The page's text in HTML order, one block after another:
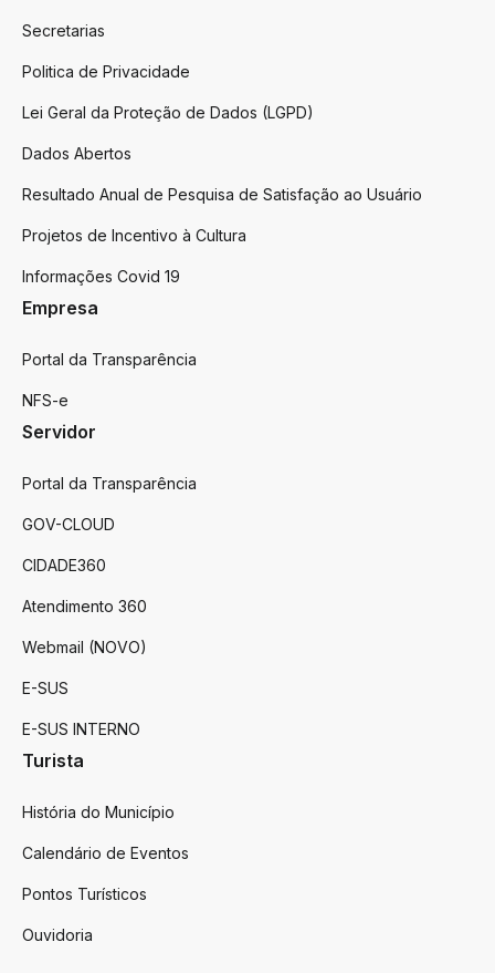
Secretarias
Politica de Privacidade
Lei Geral da Proteção de Dados (LGPD)
Dados Abertos
Resultado Anual de Pesquisa de Satisfação ao Usuário
Projetos de Incentivo à Cultura
Informações Covid 19
Empresa
Portal da Transparência
NFS-e
Servidor
Portal da Transparência
GOV-CLOUD
CIDADE360
Atendimento 360
Webmail (NOVO)
E-SUS
E-SUS INTERNO
Turista
História do Município
Calendário de Eventos
Pontos Turísticos
Ouvidoria